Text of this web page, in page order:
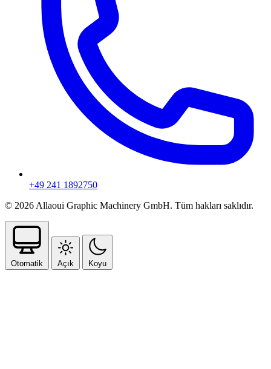
+49 241 1892750
© 2026 Allaoui Graphic Machinery GmbH. Tüm hakları saklıdır.
Otomatik Açık Koyu